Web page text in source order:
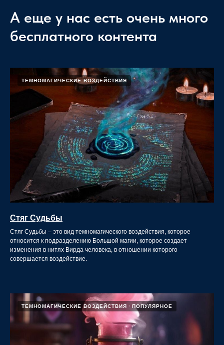
А еще у нас есть очень много
бесплатного контента
ТЕМНОМАГИЧЕСКИЕ ВОЗДЕЙСТВИЯ
Стяг Судьбы
Стяг Судьбы – это вид темномагического воздействия, которое
относится к подразделению Большой магии, которое создает
изменения в нитях Вирда человека, в отношении которого
совершается воздействие.
ТЕМНОМАГИЧЕСКИЕ ВОЗДЕЙСТВИЯ ПОПУЛЯРНОЕ